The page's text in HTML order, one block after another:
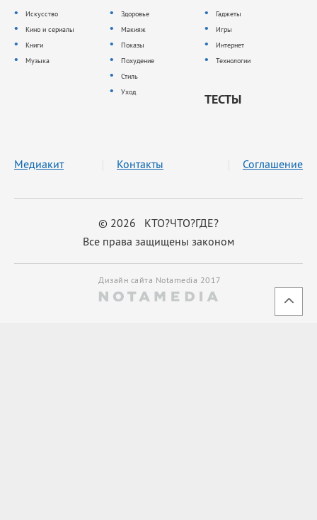
Искусство
Кино и сериалы
Книги
Музыка
Здоровье
Макияж
Показы
Похудение
Стиль
Уход
Гаджеты
Игры
Интернет
Технологии
ТЕСТЫ
© 2026 КТО?ЧТО?ГДЕ?
Все права защищены законом
Медиакит Контакты Соглашение
Дизайн сайта Notamedia 2017